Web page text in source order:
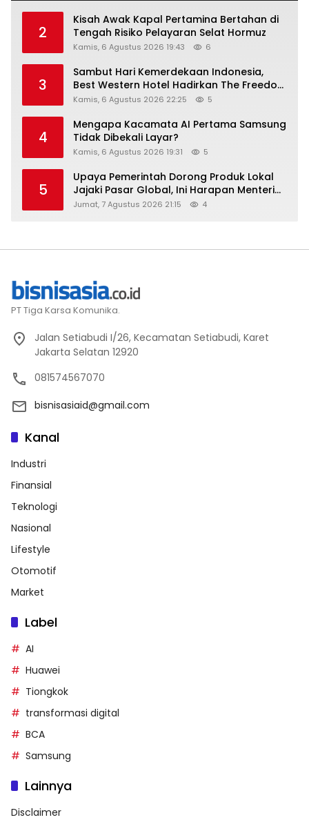
2
Kisah Awak Kapal Pertamina Bertahan di
Tengah Risiko Pelayaran Selat Hormuz
Kamis, 6 Agustus 2026 19:43 6
3
Sambut Hari Kemerdekaan Indonesia,
Best Western Hotel Hadirkan The Freedom
Stay Diskon Hingga 45%
Kamis, 6 Agustus 2026 22:25 5
4
Mengapa Kacamata AI Pertama Samsung
Tidak Dibekali Layar?
Kamis, 6 Agustus 2026 19:31 5
5
Upaya Pemerintah Dorong Produk Lokal
Jajaki Pasar Global, Ini Harapan Menteri
Perindustrian RI Lewat ILT dan IGT Expo
Jumat, 7 Agustus 2026 21:15 4
PT Tiga Karsa Komunika.
Jalan Setiabudi I/26, Kecamatan Setiabudi, Karet
Jakarta Selatan 12920
081574567070
bisnisasiaid@gmail.com
Kanal
Industri
Finansial
Teknologi
Nasional
Lifestyle
Otomotif
Market
Label
AI
Huawei
Tiongkok
transformasi digital
BCA
Samsung
Lainnya
Disclaimer